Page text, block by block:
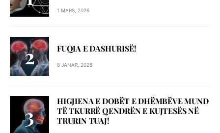
1 MARS, 2026
FUQIA E DASHURISË!
8 JANAR, 2026
HIGJIENA E DOBËT E DHËMBËVE MUND
TË TKURRË QENDRËN E KUJTESËS NË
TRURIN TUAJ!